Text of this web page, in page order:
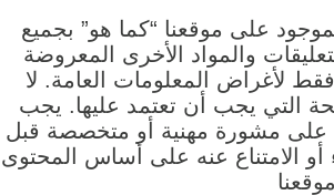
على موقعنا “كما هو” بجميع
والمواد الأخرى المعروضة
لأغراض المعلومات العامة. لا
التي يجب أن تعتمد عليها. يجب
على مشورة مهنية أو متخصصة قبل
أو الامتناع عنه على أساس المحتوى